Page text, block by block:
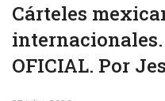
Cárteles
internacionales.
OFICIAL. Por